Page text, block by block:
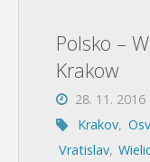
Polsko –
Krakow
28. 11. 2016
Krakov,
Vratislav,